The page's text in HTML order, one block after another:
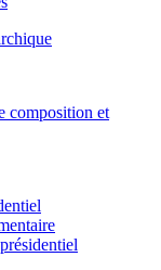
composition et